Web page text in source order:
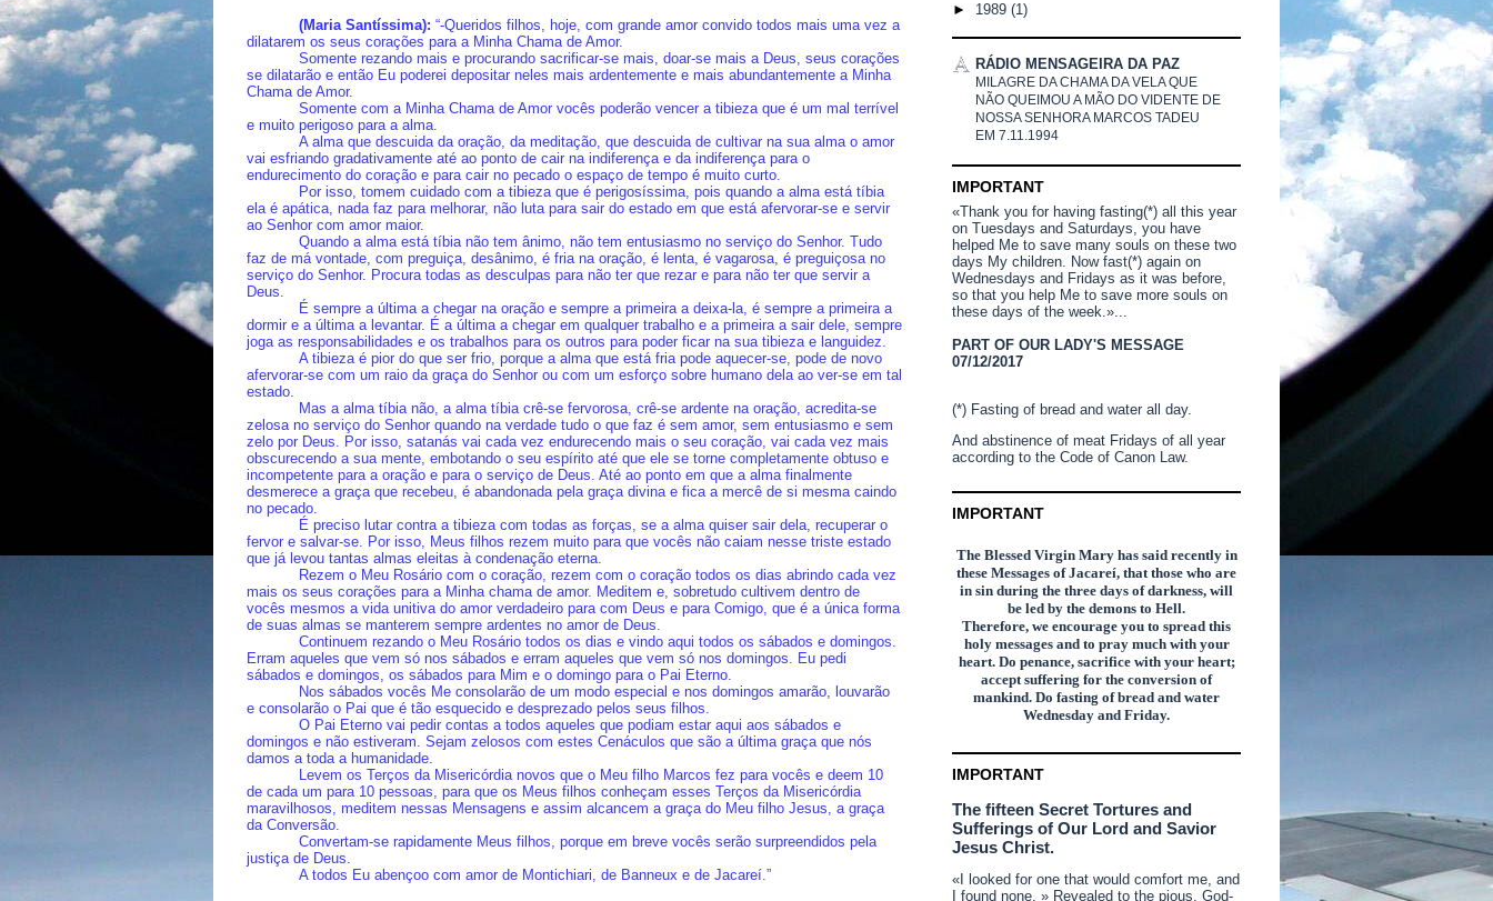
(Maria Santíssima):“-Queridos filhos, hoje, com grande amor convido todos mais uma vez a
dilatarem os seus corações para a Minha Chama de Amor.
Somente rezando mais e procurando sacrificar-se mais, doar-se mais a Deus, seus corações
se dilatarão e então Eu poderei depositar neles mais ardentemente e mais abundantemente a Minha
Chama de Amor.
Somente com a Minha Chama de Amor vocês poderão vencer a tibieza que é um mal terrível
e muito perigoso para a alma.
A alma que descuida da oração, da meditação, que descuida de cultivar na sua alma o amor
vai esfriando gradativamente até ao ponto de cair na indiferença e da indiferença para o
endurecimento do coração e para cair no pecado o espaço de tempo é muito curto.
Por isso, tomem cuidado com a tibieza que é perigosíssima, pois quando a alma está tíbia
ela é apática, nada faz para melhorar, não luta para sair do estado em que está afervorar-se e servir
ao Senhor com amor maior.
Quando a alma está tíbia não tem ânimo, não tem entusiasmo no serviço do Senhor. Tudo
faz de má vontade, com preguiça, desânimo, é fria na oração, é lenta, é vagarosa, é preguiçosa no
serviço do Senhor. Procura todas as desculpas para não ter que rezar e para não ter que servir a
Deus.
É sempre a última a chegar na oração e sempre a primeira a deixa-la, é sempre a primeira a
dormir e a última a levantar. É a última a chegar em qualquer trabalho e a primeira a sair dele, sempre
joga as responsabilidades e os trabalhos para os outros para poder ficar na sua tibieza e languidez.
A tibieza é pior do que ser frio, porque a alma que está fria pode aquecer-se, pode de novo
afervorar-se com um raio da graça do Senhor ou com um esforço sobre humano dela ao ver-se em tal
estado.
Mas a alma tíbia não, a alma tíbia crê-se fervorosa, crê-se ardente na oração, acredita-se
zelosa no serviço do Senhor quando na verdade tudo o que faz é sem amor, sem entusiasmo e sem
zelo por Deus. Por isso, satanás vai cada vez endurecendo mais o seu coração, vai cada vez mais
obscurecendo a sua mente, embotando o seu espírito até que ele se torne completamente obtuso e
incompetente para a oração e para o serviço de Deus. Até ao ponto em que a alma finalmente
desmerece a graça que recebeu, é abandonada pela graça divina e fica a mercê de si mesma caindo
no pecado.
É preciso lutar contra a tibieza com todas as forças, se a alma quiser sair dela, recuperar o
fervor e salvar-se. Por isso, Meus filhos rezem muito para que vocês não caiam nesse triste estado
que já levou tantas almas eleitas à condenação eterna.
Rezem o Meu Rosário com o coração, rezem com o coração todos os dias abrindo cada vez
mais os seus corações para a Minha chama de amor. Meditem e, sobretudo cultivem dentro de
vocês mesmos a vida unitiva do amor verdadeiro para com Deus e para Comigo, que é a única forma
de suas almas se manterem sempre ardentes no amor de Deus.
Continuem rezando o Meu Rosário todos os dias e vindo aqui todos os sábados e domingos.
Erram aqueles que vem só nos sábados e erram aqueles que vem só nos domingos. Eu pedi
sábados e domingos, os sábados para Mim e o domingo para o Pai Eterno.
Nos sábados vocês Me consolarão de um modo especial e nos domingos amarão, louvarão
e consolarão o Pai que é tão esquecido e desprezado pelos seus filhos.
O Pai Eterno vai pedir contas a todos aqueles que podiam estar aqui aos sábados e
domingos e não estiveram. Sejam zelosos com estes Cenáculos que são a última graça que nós
damos a toda a humanidade.
Levem os Terços da Misericórdia novos que o Meu filho Marcos fez para vocês e deem 10
de cada um para 10 pessoas, para que os Meus filhos conheçam esses Terços da Misericórdia
maravilhosos, meditem nessas Mensagens e assim alcancem a graça do Meu filho Jesus, a graça
da Conversão.
Convertam-se rapidamente Meus filhos, porque em breve vocês serão surpreendidos pela
justiça de Deus.
A todos Eu abençoo com amor de Montichiari, de Banneux e de Jacareí.”
► 1989 (1)
RÁDIO MENSAGEIRA DA PAZ
MILAGRE DA CHAMA DA VELA QUE
NÃO QUEIMOU A MÃO DO VIDENTE DE
NOSSA SENHORA MARCOS TADEU
EM 7.11.1994
IMPORTANT
«Thank you for having fasting(*) all this year
on Tuesdays and Saturdays, you have
helped Me to save many souls on these two
days My children. Now fast(*) again on
Wednesdays and Fridays as it was before,
so that you help Me to save more souls on
these days of the week.»...
PART OF OUR LADY'S MESSAGE
07/12/2017
(*) Fasting of bread and water all day.
And abstinence of meat Fridays of all year
according to the Code of Canon Law.
IMPORTANT
The Blessed Virgin Mary has said recently in
these Messages of Jacareí, that those who are
in sin during the three days of darkness, will
be led by the demons to Hell.
Therefore, we encourage you to spread this
holy messages and to pray much with your
heart. Do penance, sacrifice with your heart;
accept suffering for the conversion of
mankind. Do fasting of bread and water
Wednesday and Friday.
IMPORTANT
The fifteen Secret Tortures and
Sufferings of Our Lord and Savior
Jesus Christ.
«I looked for one that would comfort me, and
I found none. » Revealed to the pious, God-